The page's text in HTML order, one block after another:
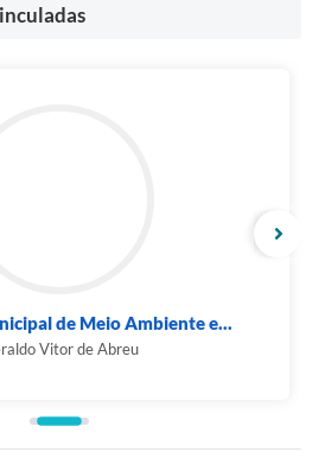
de Meio Ambiente e...
Vitor de Abreu